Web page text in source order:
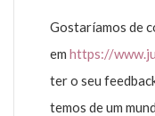
Gostaríamos de
em https://
ter o seu
temos de um